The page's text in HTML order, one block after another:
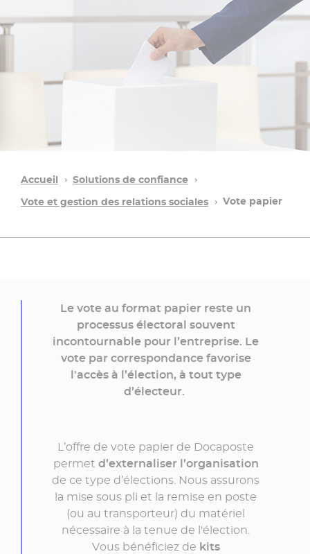
Accueil
Solutions de confiance
Vote et gestion des relations sociales
Vote papier
Le vote au format papier reste un
processus électoral souvent
incontournable pour l’entreprise. Le
vote par correspondance favorise
l'accès à l’élection, à tout type
d’électeur.
L’offre de vote papier de Docaposte
permet d’externaliser l’organisation
de ce type d’élections. Nous assurons
la mise sous pli et la remise en poste
(ou au transporteur) du matériel
nécessaire à la tenue de l'élection.
Vous bénéficiez de kits